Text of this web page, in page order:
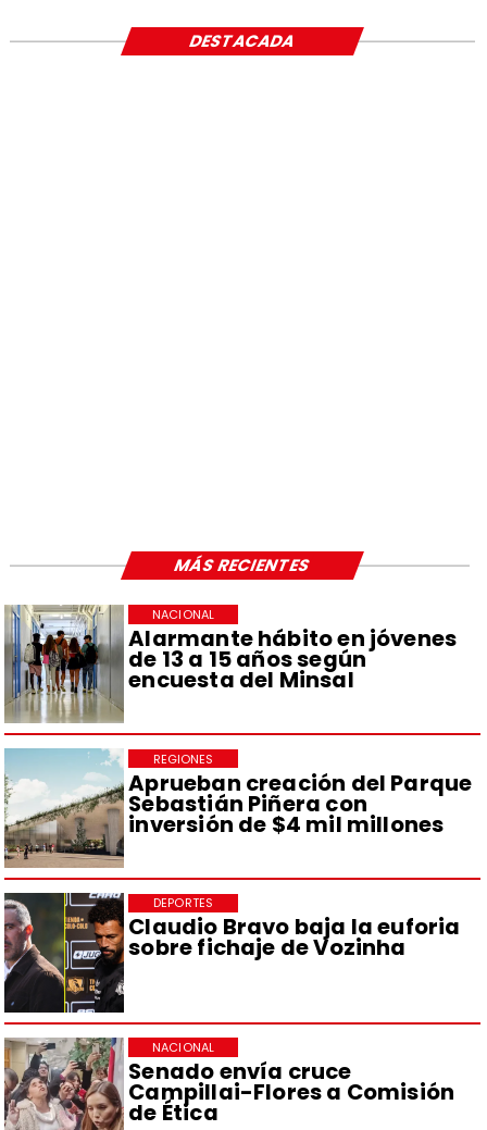
Alarmante hábito en jóvenes
de 13 a 15 años según
encuesta del Minsal
NACIONAL
Aprueban creación del Parque
Sebastián Piñera con
inversión de $4 mil millones
REGIONES
Claudio Bravo baja la euforia
sobre fichaje de Vozinha
DEPORTES
Senado envía cruce
Campillai-Flores a Comisión
de Ética
NACIONAL
DESTACADA
MÁS RECIENTES